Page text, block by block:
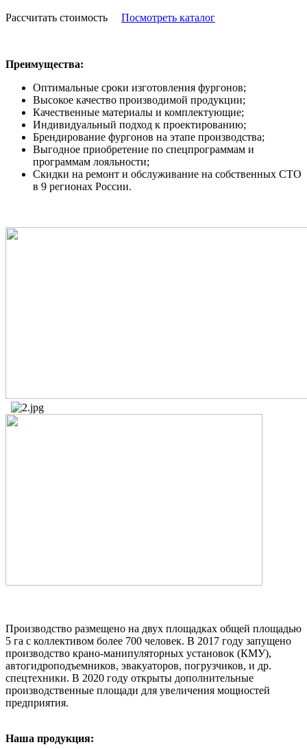
Рассчитать стоимость Посмотреть каталог
Преимущества:
Оптимальные сроки изготовления фургонов;
Высокое качество производимой продукции;
Качественные материалы и комплектующие;
Индивидуальный подход к проектированию;
Брендирование фургонов на этапе производства;
Выгодное приобретение по спецпрограммам и
программам лояльности;
Скидки на ремонт и обслуживание на собственных СТО
в 9 регионах России.
Производство размещено на двух площадках общей площадью
5 га с коллективом более 700 человек. В 2017 году запущено
производство крано-манипуляторных установок (КМУ),
автогидроподъемников, эвакуаторов, погрузчиков, и др.
спецтехники. В 2020 году открыты дополнительные
производственные площади для увеличения мощностей
предприятия.
Наша продукция: